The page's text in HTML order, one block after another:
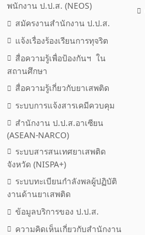
พนักงาน ป.ป.ส. (NEOS)
สมัครงานสำนักงาน ป.ป.ส.
แจ้งเรื่องร้องเรียนการทุจริต
สื่อความรู้เพื่อป้องกันฯ ใน
สถานศึกษา
สื่อความรู้เกี่ยวกับยาเสพติด
ระบบการแจ้งสารเคมีควบคุม
สำนักงาน ป.ป.ส.อาเซียน
(ASEAN-NARCO)
ระบบสารสนเทศยาเสพติด
จังหวัด (NISPA+)
ระบบทะเบียนกำลังพลผู้ปฏิบัติ
งานด้านยาเสพติด
ข้อมูลบริการของ ป.ป.ส.
ความคิดเห็นเกี่ยวกับสำนักงาน